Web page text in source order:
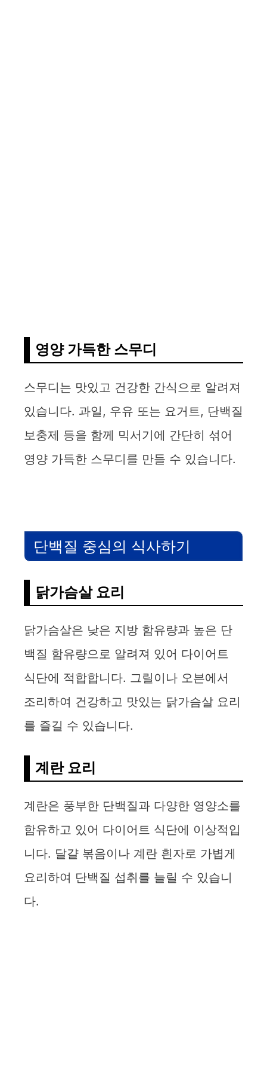
영양 가득한 스무디
스무디는 맛있고 건강한 간식으로 알려져
있습니다. 과일, 우유 또는 요거트, 단백질
보충제 등을 함께 믹서기에 간단히 섞어
영양 가득한 스무디를 만들 수 있습니다.
단백질 중심의 식사하기
닭가슴살 요리
닭가슴살은 낮은 지방 함유량과 높은 단
백질 함유량으로 알려져 있어 다이어트
식단에 적합합니다. 그릴이나 오븐에서
조리하여 건강하고 맛있는 닭가슴살 요리
를 즐길 수 있습니다.
계란 요리
계란은 풍부한 단백질과 다양한 영양소를
함유하고 있어 다이어트 식단에 이상적입
니다. 달걀 볶음이나 계란 흰자로 가볍게
요리하여 단백질 섭취를 늘릴 수 있습니
다.